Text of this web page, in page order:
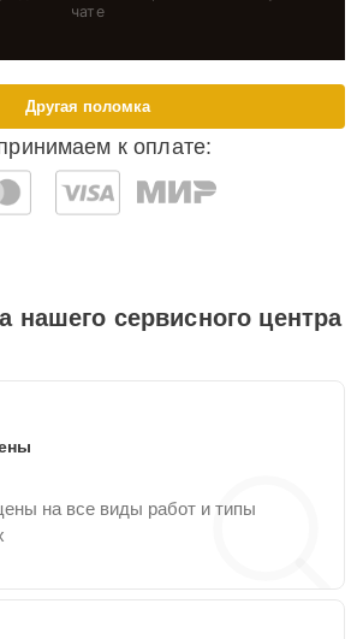
чате
к оплате:
Другая поломка
нашего сервисного центра
на все виды работ и типы